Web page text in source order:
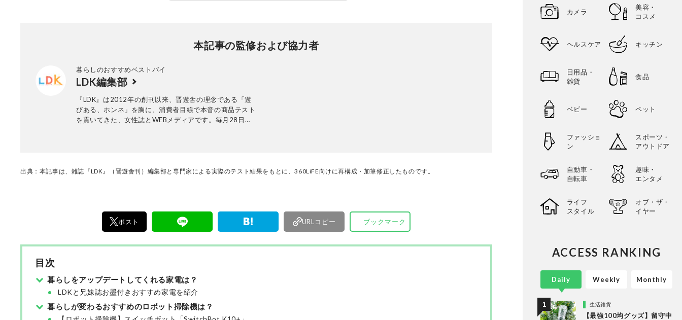
本記事の監修および協力者
暮らしのおすすめベストバイ
LDK編集部
『LDK』は2012年の創刊以来、晋遊舎の理念である「遊
びある、ホンネ」を胸に、消費者目線で本音の商品テスト
を貫いてきた、女性誌とWEBメディアです。毎月28日発
なたにお届け。編集長・高橋咲彩を中心に、11名以上の
出典：本記事は、雑誌『LDK』（晋遊舎刊）編集部と専門家による実際のテスト結果をもとに、360LiFE向けに再構成・加筆修正したものです。
ポスト URLコピー ブックマーク
目次
暮らしをアップデートしてくれる家電は？
LDKと兄妹誌お墨付きおすすめ家電を紹介
暮らしが変わるおすすめのロボット掃除機は？
カメラ
美容・
コスメ
ヘルスケア キッチン
日用品・
雑貨
食品
ベビー ペット
ファッショ
ン
スポーツ・
アウトドア
自動車・
自転車
趣味・
エンタメ
ライフ
スタイル
オブ・ザ・
イヤー
ACCESS RANKING
Daily
生活雑貨
【最強100均グッズ】留守中
Weekly Monthly